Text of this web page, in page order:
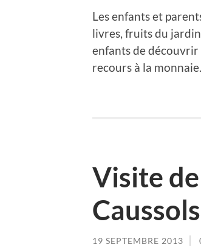
Les enfants et
livres, fruits du
enfants de découvrir
recours à la monnaie.
Visite
Caussols
19 SEPTEMBRE 2013